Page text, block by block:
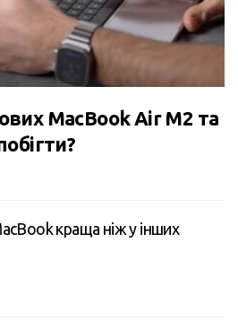
MacBook Air M2 та
краща ніж у інших